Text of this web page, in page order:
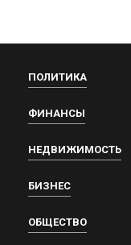
ПОЛИТИКА
ФИНАНСЫ
НЕДВИЖИМОСТЬ
БИЗНЕС
ОБЩЕСТВО